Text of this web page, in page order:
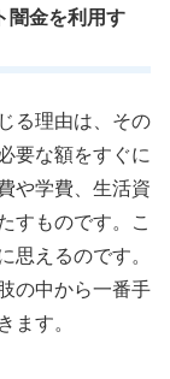
闇金を利用す
る理由は、その
要な額をすぐに
や学費、生活資
すものです。こ
思えるのです。
の中から一番手
ます。